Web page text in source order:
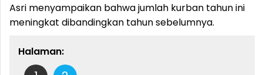
Asri menyampaikan bahwa jumlah kurban tahun ini
meningkat dibandingkan tahun sebelumnya.
Halaman: